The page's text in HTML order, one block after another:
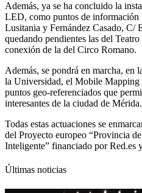
Además, ya se ha concluido la
LED, como puntos de información
Lusitania y Fernández Casado, C/
quedando pendientes las del
conexión de la del Circo Romano.
Además, se pondrá en marcha, en
la Universidad, el Mobile
puntos geo-referenciados que
interesantes de la ciudad de Mérida.
Todas estas actuaciones se
del Proyecto europeo “Provincia
Inteligente” financiado por Red.es
Últimas noticias